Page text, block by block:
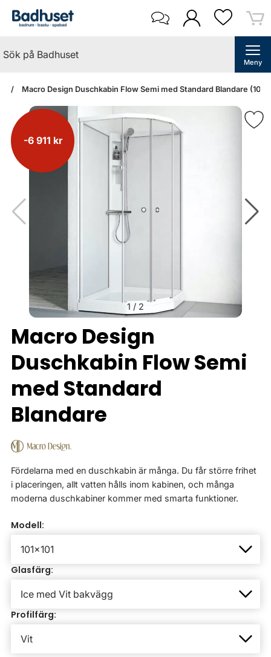
Meny
Macro Design Duschkabin Flow Semi med Standard Blandare
-6 911 kr
1 / 2
Macro Design
Duschkabin Flow Semi
med Standard
Blandare
Fördelarna med en duschkabin är många. Du får större frihet
i placeringen, allt vatten hålls inom kabinen, och många
moderna duschkabiner kommer med smarta funktioner.
Modell:
Glasfärg:
Profilfärg: